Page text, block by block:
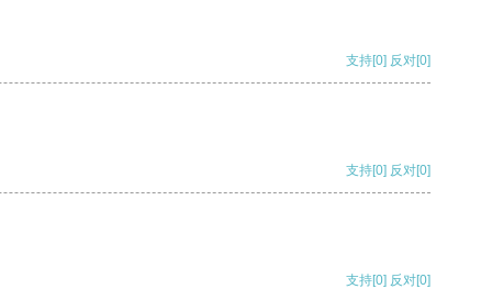
支持[0] 反对[0]
支持[0] 反对[0]
支持[0] 反对[0]